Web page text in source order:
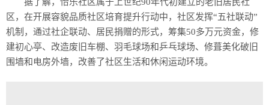
区，在开展容貌品质社区培育提升行动中，社区发挥“五社联动”
机制，通过社企联动、居民捐赠的形式，筹集50多万元资金，修
建初心亭、改造废旧车棚、羽毛球场和乒乓球场、修葺美化破旧
围墙和电房外墙，改善了社区生活和休闲运动环境。